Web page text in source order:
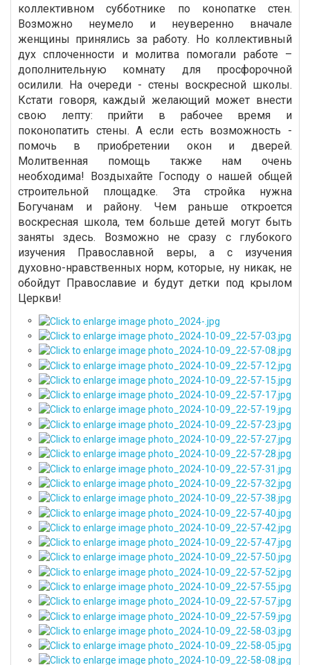
коллективном субботнике по конопатке стен.
Возможно неумело и неуверенно вначале
женщины принялись за работу. Но коллективный
дух сплоченности и молитва помогали работе –
дополнительную комнату для просфорочной
осилили. На очереди - стены воскресной школы.
Кстати говоря, каждый желающий может внести
свою лепту: прийти в рабочее время и
поконопатить стены. А если есть возможность -
помочь в приобретении окон и дверей.
Молитвенная помощь также нам очень
необходима! Воздыхайте Господу о нашей общей
строительной площадке. Эта стройка нужна
Богучанам и району. Чем раньше откроется
воскресная школа, тем больше детей могут быть
заняты здесь. Возможно не сразу с глубокого
изучения Православной веры, а с изучения
духовно-нравственных норм, которые, ну никак, не
обойдут Православие и будут детки под крылом
Церкви!